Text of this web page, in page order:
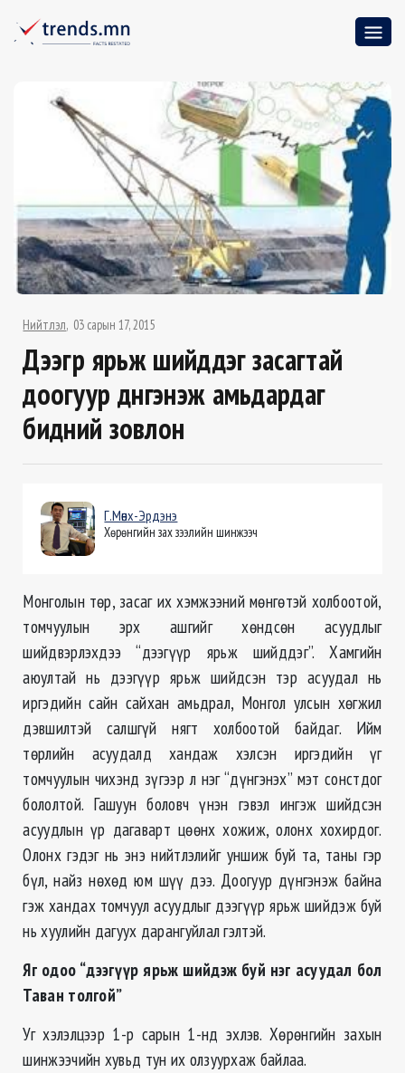
Нийтлэл 03 сарын 17, 2015
Дээгүүр ярьж шийддэг засагтай
доогуур дүнгэнэж амьдардаг
бидний зовлон
Г.Мөнх-Эрдэнэ
Хөрөнгийн зах зээлийн шинжээч
Монголын төр, засаг их хэмжээний мөнгөтэй холбоотой,
томчуулын эрх ашгийг хөндсөн асуудлыг
шийдвэрлэхдээ “дээгүүр ярьж шийддэг”. Хамгийн
аюултай нь дээгүүр ярьж шийдсэн тэр асуудал нь
иргэдийн сайн сайхан амьдрал, Монгол улсын хөгжил
дэвшилтэй салшгүй нягт холбоотой байдаг. Ийм
төрлийн асуудалд хандаж хэлсэн иргэдийн үг
томчуулын чихэнд зүгээр л нэг “дүнгэнэх” мэт сонстдог
бололтой. Гашуун боловч үнэн гэвэл ингэж шийдсэн
асуудлын үр дагаварт цөөнх хожиж, олонх хохирдог.
Олонх гэдэг нь энэ нийтлэлийг уншиж буй та, таны гэр
бүл, найз нөхөд юм шүү дээ. Доогуур дүнгэнэж байна
гэж хандах томчуул асуудлыг дээгүүр ярьж шийдэж буй
нь хуулийн дагуух дарангуйлал гэлтэй.
Яг одоо “дээгүүр ярьж шийдэж буй нэг асуудал бол
Таван толгой”
Уг хэлэлцээр 1-р сарын 1-нд эхлэв. Хөрөнгийн захын
шинжээчийн хувьд тун их олзуурхаж байлаа.